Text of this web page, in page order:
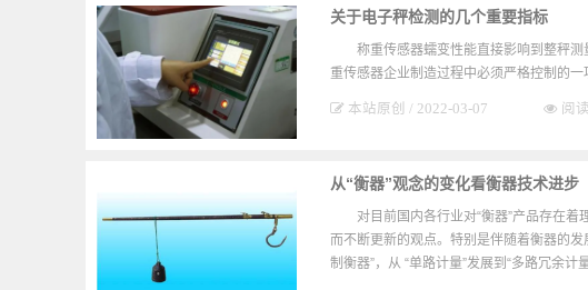
关于电子秤检测的几个重要指标
称重传感器蠕变性能直接影响到整秤
重传感器企业制造过程中必须严格控制的一
本站原创 / 2022-03-07 阅
从“衡器”观念的变化看衡器技术进步
对目前国内各行业对“衡器”产品存在
而不断更新的观点。特别是伴随着衡器的发
制衡器”，从 “单路计量”发展到“多路冗余计量